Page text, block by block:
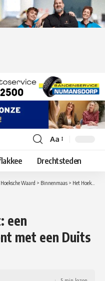
Lettergrootte
aanpassen
Aa
Drechtsteden
Waard > Binnenmaas > Het Hoekse Bierfest: een Hoekschewaard event met een Duits tintje!
een
met een Duits